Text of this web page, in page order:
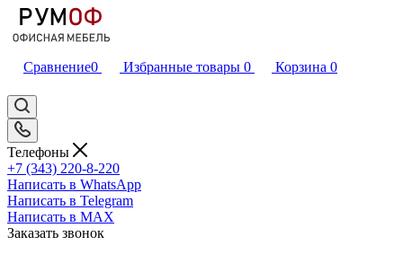
Сравнение0 Избранные товары 0 Корзина 0
Телефоны
+7 (343) 220-8-220
Написать в WhatsApp
Написать в Telegram
Написать в MAX
Заказать звонок